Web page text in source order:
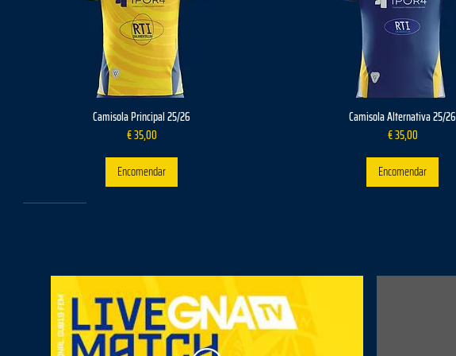
Camisola Principal 25/26
Preço
€ 35,00
Encomendar
Camisola Alternativa 25/26
Preço
€ 35,00
Encomendar